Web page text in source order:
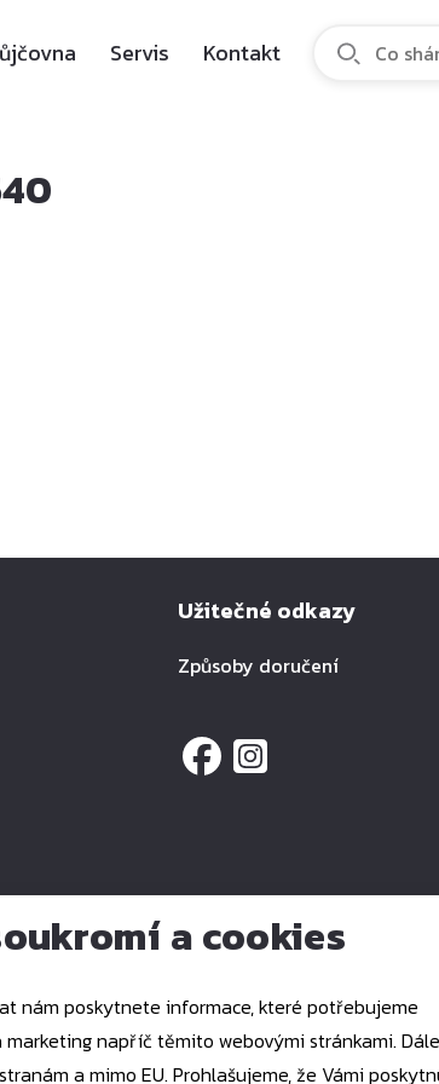
Servis Kontakt
Užitečné odkazy
Způsoby doručení
Realizace webudgstudio.
a cookies
nám poskytnete informace, které potřebujeme
napříč těmito webovými stránkami. Dále souhlasíte
a mimo EU. Prohlašujeme, že Vámi